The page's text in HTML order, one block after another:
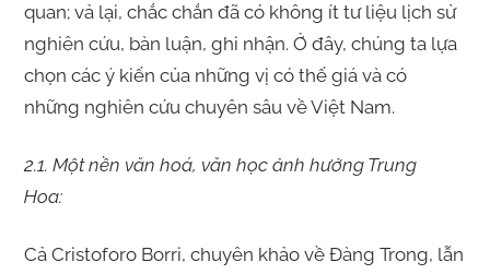
quan; vả lại, chắc chắn đã có không ít tư liệu lịch sử
nghiên cứu, bàn luận, ghi nhận. Ở đây, chúng ta lựa
chọn các ý kiến của những vị có thế giá và có
những nghiên cứu chuyên sâu về Việt Nam.
2.1. Một nền văn hoá, văn học ảnh hưởng Trung
Hoa:
Cả Cristoforo Borri, chuyên khảo về Đàng Trong, lẫn